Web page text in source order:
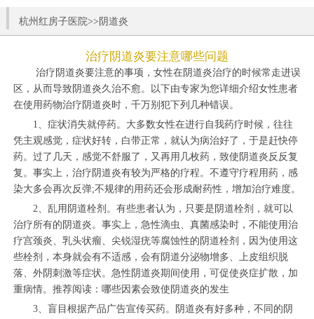
杭州红房子医院>>阴道炎
治疗阴道炎要注意哪些问题
治疗阴道炎要注意的事项，女性在阴道炎治疗的时候常走进误
区，从而导致阴道炎久治不愈。以下由专家为您详细介绍女性患者
在使用药物治疗阴道炎时，千万别犯下列几种错误。
1、症状消失就停药。大多数女性在进行自我药疗时候，往往
凭主观感觉，症状好转，白带正常，就认为病治好了，于是赶快停
药。过了几天，感觉不舒服了，又再用几枚药，致使阴道炎反反复
复。事实上，治疗阴道炎有较为严格的疗程。不遵守疗程用药，感
染大多会再次反弹;不规律的用药还会形成耐药性，增加治疗难度。
2、乱用阴道栓剂。有些患者认为，只要是阴道栓剂，就可以
治疗所有的阴道炎。事实上，急性滴虫、真菌感染时，不能使用治
疗宫颈炎、乳头状瘤、尖锐湿疣等腐蚀性的阴道栓剂，因为使用这
些栓剂，本身就会有不适感，会有阴道分泌物增多、上皮组织脱
落、外阴刺激等症状。急性阴道炎期间使用，可促使炎症扩散，加
重病情。推荐阅读：哪些因素会致使阴道炎的发生
3、盲目根据产品广告宣传买药。阴道炎有好多种，不同的阴